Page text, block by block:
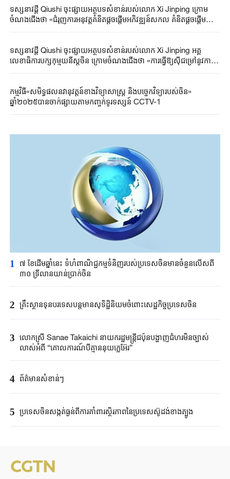
ទស្សនាវដ្ដី Qiushi ចុះផ្សាយអត្ថបទសំខាន់របស់លោក Xi Jinping ក្រោម
ចំណងជើងថា «ជំរុញការអនុវត្តគំនិតផ្តួចផ្តើមអភិវឌ្ឍន៍សកល គំនិតផ្តួចផ្តើមសន្តិ
ទស្សនាវដ្ដី Qiushi ចុះផ្សាយអត្ថបទសំខាន់របស់លោក Xi Jinping អគ្គ
លេខាធិការបក្សកុម្មុយនីស្តចិន ក្រោមចំណងជើងថា «ការធ្វើឱ្យស៊ីជម្រៅនូវការ
កម្មវិធី«សមិទ្ធផលនវានុវត្តន៍ខាងវិទ្យាសាស្ត្រ និងបច្ចេកវិទ្យារបស់ចិន»
ឆ្នាំ២០២៥បានចាក់ផ្សាយតាមកញ្ចក់ទូរទស្សន៍ CCTV-1
1
៧ ខែដើមឆ្នាំនេះ ទំហំពាណិជ្ជកម្មទំនិញរបស់ប្រទេសចិនមានចំនួនលើសពី
៣០ ទ្រីលានយាន់ប្រាក់ចិន
2 គ្រឹះស្ថាន​ទុនបរទេស​បន្តមាន​សុទិដ្ឋិនិយម​ចំពោះសេដ្ឋកិច្ច​ប្រទេសចិន​​
3 លោកស្រី Sanae ​Takaichi ​នាយករដ្ឋមន្ត្រី​ជប៉ុន​បង្ហាញជំហរមិន​ច្បាស់​
លាស់​អំពី ​“គោលការណ៍បី​គ្មាននុយក្លេអ៊ែរ​”​
4 ព័ត៌មានសំខាន់ៗ
5 ប្រទេសចិនសង្កត់ធ្ងន់ពីការគាំពារស្ថិរភាពនៃប្រទេសស៊ូដង់ខាងត្បូង